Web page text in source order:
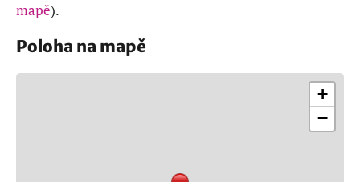
mapě).
Poloha na mapě
+
−